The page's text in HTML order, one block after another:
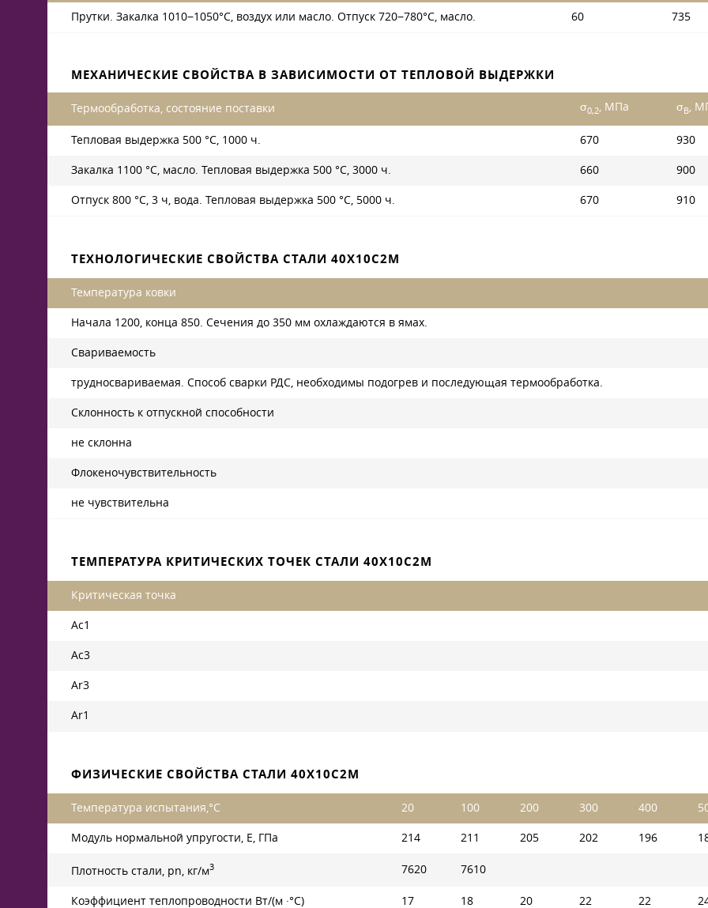
Прутки. Закалка 1010−1050°С, воздух или масло. Отпуск 720−780°С, масло. 60 735
МЕХАНИЧЕСКИЕ СВОЙСТВА В ЗАВИСИМОСТИ ОТ ТЕПЛОВОЙ ВЫДЕРЖКИ
Термообработка, состояние поставки σ0,2, МПа σB,
Тепловая выдержка 500 °C, 1000 ч. 670 930
Закалка 1100 °C, масло. Тепловая выдержка 500 °C, 3000 ч. 660 900
Отпуск 800 °C, 3 ч, вода. Тепловая выдержка 500 °C, 5000 ч. 670 910
ТЕХНОЛОГИЧЕСКИЕ СВОЙСТВА СТАЛИ 40Х10С2М
Температура ковки
Начала 1200, конца 850. Сечения до 350 мм охлаждаются в ямах.
Свариваемость
трудносвариваемая. Способ сварки РДС, необходимы подогрев и последующая термообработка.
Склонность к отпускной способности
не склонна
Флокеночувствительность
не чувствительна
ТЕМПЕРАТУРА КРИТИЧЕСКИХ ТОЧЕК СТАЛИ 40Х10С2М
Критическая точка
Ac1
Ac3
Ar3
Ar1
ФИЗИЧЕСКИЕ СВОЙСТВА СТАЛИ 40Х10С2М
Температура испытания,°С 20 100 200 300 400
Модуль нормальной упругости, Е, ГПа 214 211 205 202 196
Плотность стали, pn, кг/м3 7620 7610
Коэффициент теплопроводности Вт/(м ·°С) 17 18 20 22 22